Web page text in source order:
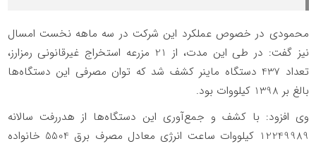
️محمودی در خصوص عملکرد این شرکت در سه ماهه نخست امسال
نیز گفت: در طی این مدت، از 21 مزرعه استخراج غیرقانونی رمزارز،
تعداد 437 دستگاه ماینر کشف شد که توان مصرفی این دستگاه‌ها
بالغ بر 1398 کیلووات بود.
️وی افزود: با کشف و جمع‌آوری این دستگاه‌ها از هدررفت سالانه
12249989 کیلووات ساعت انرژی معادل مصرف برق 5504 خانواده